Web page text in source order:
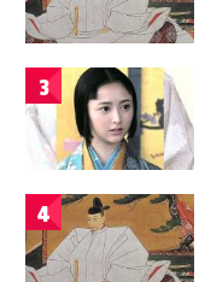
3
4